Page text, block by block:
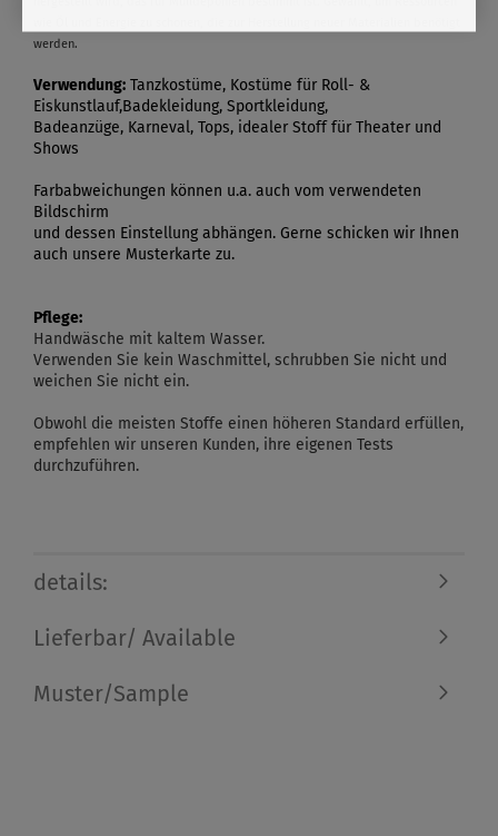
werden.
Verwendung: Tanzkostüme, Kostüme für Roll- &
Eiskunstlauf,Badekleidung, Sportkleidung,
Badeanzüge, Karneval, Tops, idealer Stoff für Theater und
Shows
Farbabweichungen können u.a. auch vom verwendeten
Bildschirm
und dessen Einstellung abhängen. Gerne schicken wir Ihnen
auch unsere Musterkarte zu.
Pflege:
Handwäsche mit kaltem Wasser.
Verwenden Sie kein Waschmittel, schrubben Sie nicht und
weichen Sie nicht ein.
Obwohl die meisten Stoffe einen höheren Standard erfüllen,
empfehlen wir unseren Kunden, ihre eigenen Tests
durchzuführen.
details:
Lieferbar/ Available
Muster/Sample